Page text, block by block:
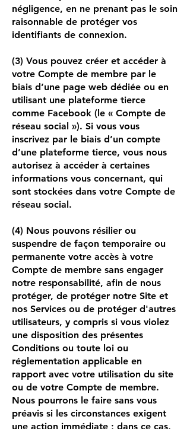
négligence, en ne prenant pas le soin
raisonnable de protéger vos
identifiants de connexion.
(3) Vous pouvez créer et accéder à
votre Compte de membre par le
biais d’une page web dédiée ou en
utilisant une plateforme tierce
comme Facebook (le « Compte de
réseau social »). Si vous vous
inscrivez par le biais d’un compte
d’une plateforme tierce, vous nous
autorisez à accéder à certaines
informations vous concernant, qui
sont stockées dans votre Compte de
réseau social.
(4) Nous pouvons résilier ou
suspendre de façon temporaire ou
permanente votre accès à votre
Compte de membre sans engager
notre responsabilité, afin de nous
protéger, de protéger notre Site et
nos Services ou de protéger d'autres
utilisateurs, y compris si vous violez
une disposition des présentes
Conditions ou toute loi ou
réglementation applicable en
rapport avec votre utilisation du site
ou de votre Compte de membre.
Nous pourrons le faire sans vous
préavis si les circonstances exigent
une action immédiate ; dans ce cas,